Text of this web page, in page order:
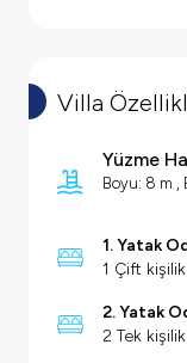
Villa
Yüzme
Boyu: 8 m ,
1. Yatak
1 Çift
2. Yatak
2 Tek